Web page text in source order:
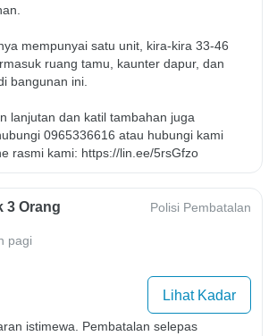
mempunyai satu unit, kira-kira 33-46
ruang tamu, kaunter dapur, dan
bangunan ini.
lanjutan dan katil tambahan juga
0965336616 atau hubungi kami
rasmi kami: https://lin.ee/5rsGfzo
3 Orang Polisi Pembatalan
pagi
Lihat Kadar
istimewa. Pembatalan selepas